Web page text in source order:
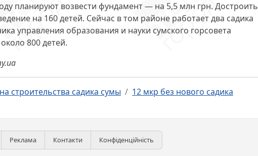
планируют возвести фундамент — на 5,5 млн грн. Достроить
на 160 детей. Сейчас в том районе работает два садика
управления образования и науки сумского горсовета
800 детей.
строительства садика сумы 12 мкр без нового садика
Реклама Контакти Конфіденційність